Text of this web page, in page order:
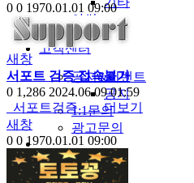
야썰
고객센터
공지&이벤트
공지
1:1문의
광고문의
0 0 1970.01.01 09:00
새창
서포트 검증 접속불가
0 1,286 2024.06.09 01:59
서포트검증 …더보기
새창
0 0 1970.01.01 09:00